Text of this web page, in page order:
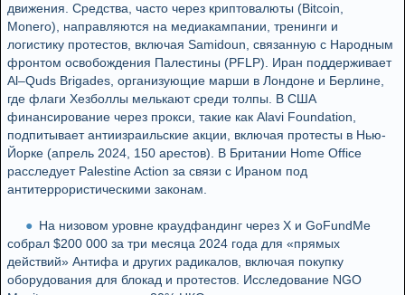
движения. Средства, часто через криптовалюты (Bitcoin,
Monero), направляются на медиакампании, тренинги и
логистику протестов, включая Samidoun, связанную с Народным
фронтом освобождения Палестины (PFLP). Иран поддерживает
Al–Quds Brigades, организующие марши в Лондоне и Берлине,
где флаги Хезболлы мелькают среди толпы. В США
финансирование через прокси, такие как Alavi Foundation,
подпитывает антиизраильские акции, включая протесты в Нью-
Йорке (апрель 2024, 150 арестов). В Британии Home Office
расследует Palestine Action за связи с Ираном под
антитеррористическими законам.
На низовом уровне краудфандинг через X и GoFundMe
собрал $200 000 за три месяца 2024 года для «прямых
действий» Антифа и других радикалов, включая покупку
оборудования для блокад и протестов. Исследование NGO